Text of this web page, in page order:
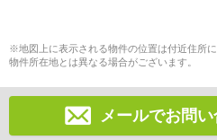
※地図上に表示される物件の位置は付近住所
物件所在地とは異なる場合がございます。
メールでお問